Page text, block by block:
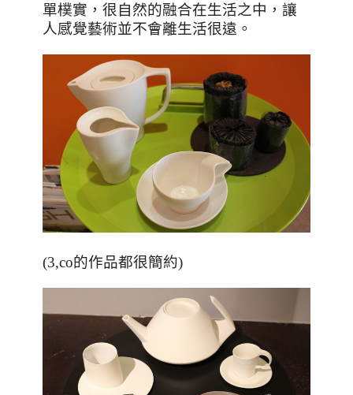
單樸實，很自然的融合在生活之中，讓
人感覺藝術並不會離生活很遠。
(3,co的作品都很簡約)